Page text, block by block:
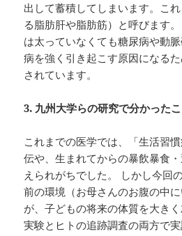
出して蓄積してしまいます。こ
る脂肪肝や脂肪筋）と呼びます
は太っていなくても糖尿病や動
病を強く引き起こす原因になる
されています。
3. 九州大学らの研究で分かった
これまでの医学では、「生活習
伝や、生まれてからの暴飲暴食
えられがちでした。 しかし今回
前の環境（お母さんのお腹の中に
が、子どもの将来の体質を大き
実験とヒトの追跡調査の両方で実